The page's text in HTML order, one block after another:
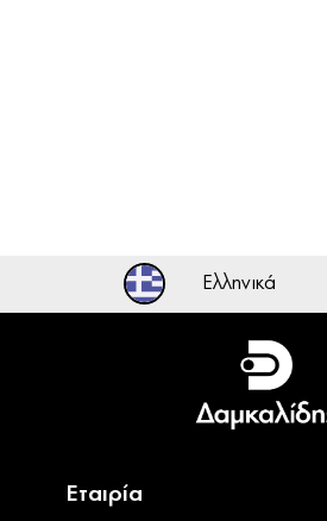
Ελληνικά
Ελληνικά
English
Εταιρία